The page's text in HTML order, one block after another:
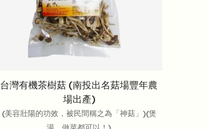
‎台灣有機茶樹菇 (南投出名菇場豐年農
場出產)
(美容壯陽的功效，被民間稱之為「神菇」)(煲